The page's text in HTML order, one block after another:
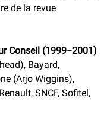
de la revue
Conseil (1999−2001)
Bayard,
(Arjo Wiggins),
SNCF, Sofitel,